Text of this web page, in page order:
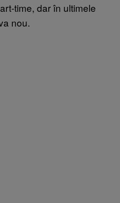
time, dar în ultimele
nou.